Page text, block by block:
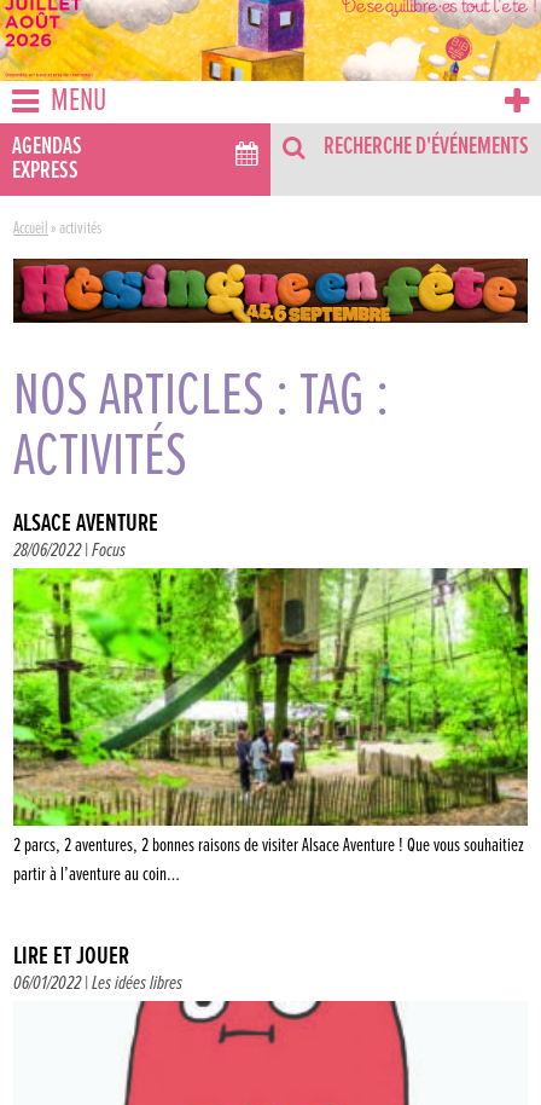
MENU
AGENDAS
EXPRESS
RECHERCHE D'ÉVÉNEMENTS
Accueil »activités
NOS ARTICLES : TAG :
ACTIVITÉS
ALSACE AVENTURE
28/06/2022 |Focus
2 parcs, 2 aventures, 2 bonnes raisons de visiter Alsace Aventure ! Que vous souhaitiez
partir à l’aventure au coin…
LIRE ET JOUER
06/01/2022 |Les idées libres